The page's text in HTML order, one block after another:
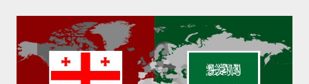
577546577